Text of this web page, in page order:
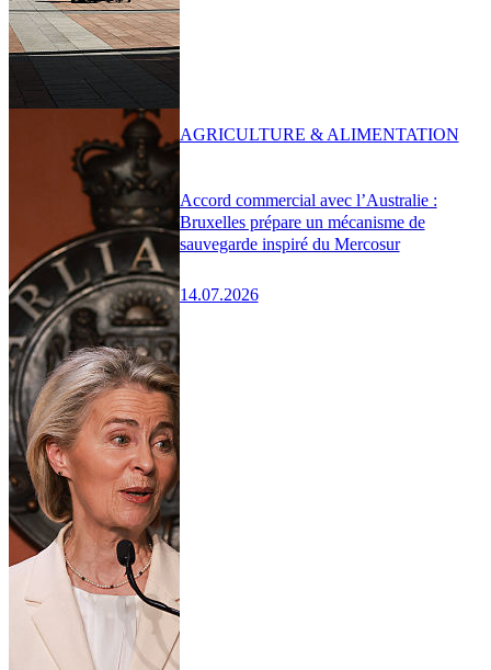
Accord commercial avec l’Australie :
Bruxelles prépare un mécanisme de
sauvegarde inspiré du Mercosur
14.07.2026
AGRICULTURE & ALIMENTATION